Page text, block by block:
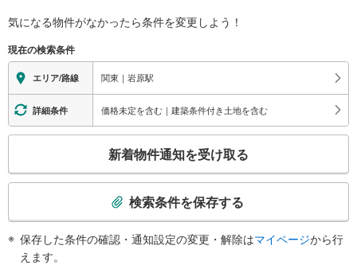
気になる物件がなかったら条件を変更しよう！
現在の検索条件
エリア/路線 関東｜岩原駅
詳細条件 価格未定を含む｜建築条件付き土地を含む
検
新着物件通知を受け取る
検索条件を保存する
保存した条件の確認・通知設定の変更・解除はマイページから行
えます。